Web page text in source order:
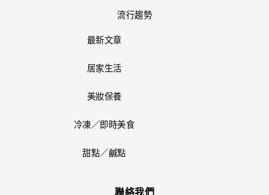
流行趨勢
最新文章
居家生活
美妝保養
冷凍／即時美食
甜點／鹹點
聯絡我們